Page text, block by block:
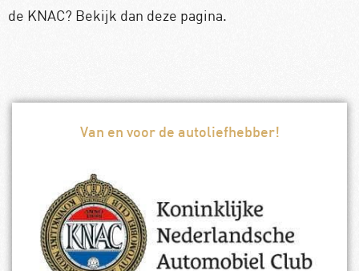
de KNAC? Bekijk dan deze pagina.
Van en voor de autoliefhebber!